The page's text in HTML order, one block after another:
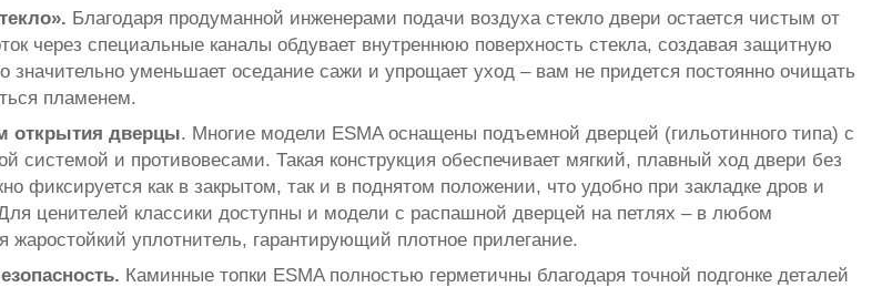
Благодаря продуманной инженерами подачи воздуха стекло двери остается чистым от
через специальные каналы обдувает внутреннюю поверхность стекла, создавая защитную
значительно уменьшает оседание сажи и упрощает уход – вам не придется постоянно очищать
пламенем.
открытия дверцы. Многие модели ESMA оснащены подъемной дверцей (гильотинного типа) с
системой и противовесами. Такая конструкция обеспечивает мягкий, плавный ход двери без
фиксируется как в закрытом, так и в поднятом положении, что удобно при закладке дров и
ценителей классики доступны и модели с распашной дверцей на петлях – в любом
жаростойкий уплотнитель, гарантирующий плотное прилегание.
Каминные топки ESMA полностью герметичны благодаря точной подгонке деталей